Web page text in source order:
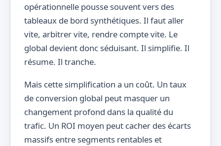
opérationnelle pousse souvent vers des
tableaux de bord synthétiques. Il faut aller
vite, arbitrer vite, rendre compte vite. Le
global devient donc séduisant. Il simplifie. Il
résume. Il tranche.
Mais cette simplification a un coût. Un taux
de conversion global peut masquer un
changement profond dans la qualité du
trafic. Un ROI moyen peut cacher des écarts
massifs entre segments rentables et